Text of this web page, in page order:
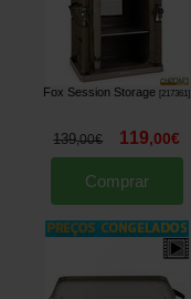
Fox Session Storage [217361]
139,00€ 119,00€
Comprar